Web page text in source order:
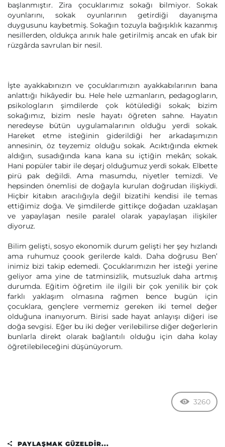
başlanmıştır. Zira çocuklarımız sokağı bilmiyor. Sokak
oyunlarını, sokak oyunlarının getirdiği dayanışma
duygusunu kaybetmiş. Sokağın tozuyla bağışıklık kazanmış
nesillerden, oldukça arınık hale getirilmiş ancak en ufak bir
rüzgârda savrulan bir nesil.
İşte ayakkabınızın ve çocuklarımızın ayakkabılarının bana
anlattığı hikâyedir bu. Hele hele uzmanların, pedagogların,
psikologların şimdilerde çok kötülediği sokak; bizim
sokağımız, bizim nesle hayatı öğreten sahne. Hayatın
neredeyse bütün uygulamalarının olduğu yerdi sokak.
Hareket etme isteğinin giderildiği her arkadaşımızın
annesinin, öz teyzemiz olduğu sokak. Acıktığında ekmek
aldığın, susadığında kana kana su içtiğin mekân; sokak.
Hani popüler tabir ile deşarj olduğumuz yerdi sokak. Elbette
pirü pak değildi. Ama masumdu, niyetler temizdi. Ve
hepsinden önemlisi de doğayla kurulan doğrudan ilişkiydi.
Hiçbir kitabın aracılığıyla değil bizatihi kendisi ile temas
ettiğimiz doğa. Ve şimdilerde gittikçe doğadan uzaklaşan
ve yapaylaşan nesile paralel olarak yapaylaşan ilişkiler
diyoruz.
Bilim gelişti, sosyo ekonomik durum gelişti her şey hızlandı
ama ruhumuz çoook gerilerde kaldı. Daha doğrusu Ben’
inimiz bizi takip edemedi. Çocuklarımızın her isteği yerine
geliyor ama yine de tatminsizlik, mutsuzluk daha artmış
durumda. Eğitim öğretim ile ilgili bir çok yenilik bir çok
farklı yaklaşım olmasına rağmen bence bugün için
çocuklara, gençlere vermemiz gereken iki temel değer
olduğuna inanıyorum. Birisi sade hayat anlayışı diğeri ise
doğa sevgisi. Eğer bu iki değer verilebilirse diğer değerlerin
bunlarla direkt olarak bağlantılı olduğu için daha kolay
öğretilebileceğini düşünüyorum.
3260
PAYLAŞMAK GÜZELDIR...